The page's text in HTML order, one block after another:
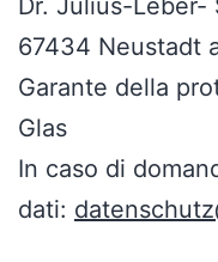
67434 Neustadt
Garante della
Glas
In caso di
dati: